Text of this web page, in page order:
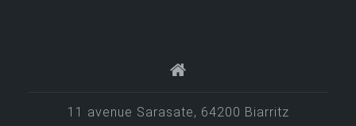
11 avenue Sarasate, 64200 Biarritz